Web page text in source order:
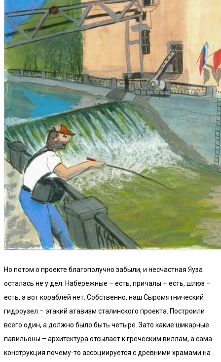
Но потом о проекте благополучно забыли, и несчастная Яуза
осталась не у дел. Набережные – есть, причалы – есть, шлюз –
есть, а вот кораблей нет. Собственно, наш Сыромятнический
гидроузел – этакий атавизм сталинского проекта. Построили
всего один, а должно было быть четыре. Зато какие шикарные
павильоны – архитектура отсылает к греческим виллам, а сама
конструкция почему-то ассоциируется с древними храмами на